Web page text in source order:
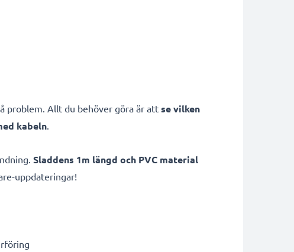
problem. Allt du behöver göra är attse vilken
kabeln.
Sladdens 1m längd och PVC material
uppdateringar!